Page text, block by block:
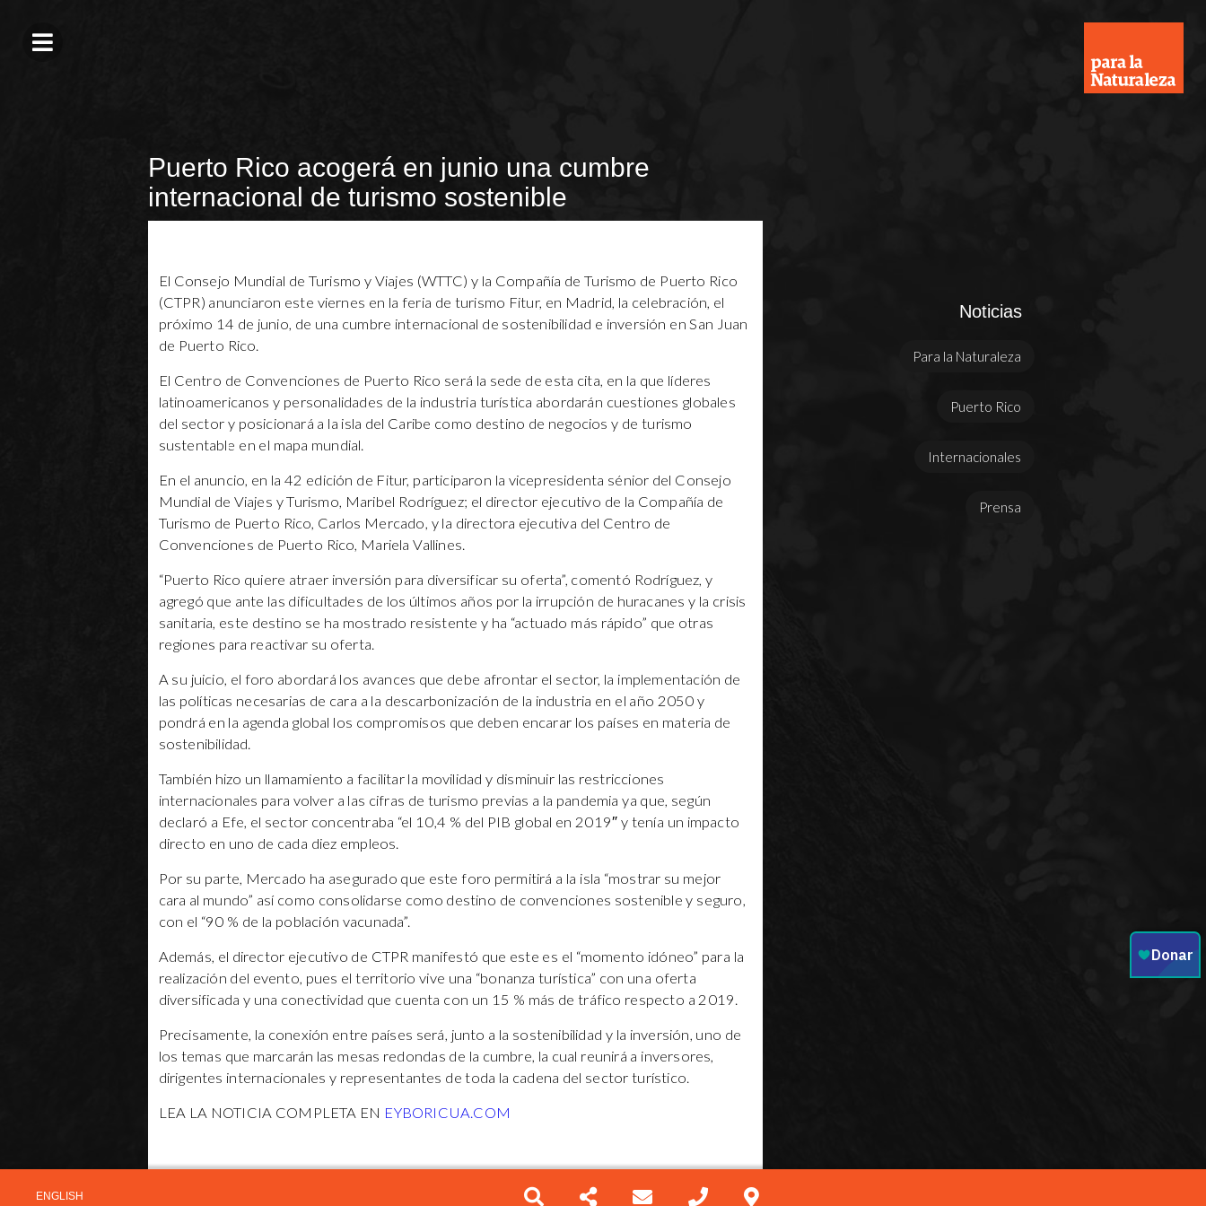
ENGLISH
Puerto Rico acogerá en junio una cumbre
internacional de turismo sostenible
El Consejo Mundial de Turismo y Viajes (WTTC) y la Compañía de Turismo de Puerto Rico
(CTPR) anunciaron este viernes en la feria de turismo Fitur, en Madrid, la celebración, el
próximo 14 de junio, de una cumbre internacional de sostenibilidad e inversión en San Juan
de Puerto Rico.
El Centro de Convenciones de Puerto Rico será la sede de esta cita, en la que líderes
latinoamericanos y personalidades de la industria turística abordarán cuestiones globales
del sector y posicionará a la isla del Caribe como destino de negocios y de turismo
sustentable en el mapa mundial.
En el anuncio, en la 42 edición de Fitur, participaron la vicepresidenta sénior del Consejo
Mundial de Viajes y Turismo, Maribel Rodríguez; el director ejecutivo de la Compañía de
Turismo de Puerto Rico, Carlos Mercado, y la directora ejecutiva del Centro de
Convenciones de Puerto Rico, Mariela Vallines.
“Puerto Rico quiere atraer inversión para diversificar su oferta”, comentó Rodríguez, y
agregó que ante las dificultades de los últimos años por la irrupción de huracanes y la crisis
sanitaria, este destino se ha mostrado resistente y ha “actuado más rápido” que otras
regiones para reactivar su oferta.
A su juicio, el foro abordará los avances que debe afrontar el sector, la implementación de
las políticas necesarias de cara a la descarbonización de la industria en el año 2050 y
pondrá en la agenda global los compromisos que deben encarar los países en materia de
sostenibilidad.
También hizo un llamamiento a facilitar la movilidad y disminuir las restricciones
internacionales para volver a las cifras de turismo previas a la pandemia ya que, según
declaró a Efe, el sector concentraba “el 10,4 % del PIB global en 2019″ y tenía un impacto
directo en uno de cada diez empleos.
Por su parte, Mercado ha asegurado que este foro permitirá a la isla “mostrar su mejor
cara al mundo” así como consolidarse como destino de convenciones sostenible y seguro,
con el “90 % de la población vacunada”.
Además, el director ejecutivo de CTPR manifestó que este es el “momento idóneo” para la
realización del evento, pues el territorio vive una “bonanza turística” con una oferta
diversificada y una conectividad que cuenta con un 15 % más de tráfico respecto a 2019.
Precisamente, la conexión entre países será, junto a la sostenibilidad y la inversión, uno de
los temas que marcarán las mesas redondas de la cumbre, la cual reunirá a inversores,
dirigentes internacionales y representantes de toda la cadena del sector turístico.
LEA LA NOTICIA COMPLETA EN EYBORICUA.COM
Noticias
Para la Naturaleza
Puerto Rico
Internacionales
Prensa